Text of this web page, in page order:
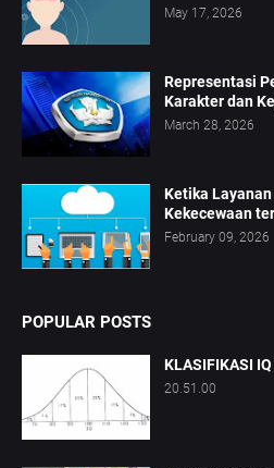
May 17, 2026
Representasi
Karakter dan
March 28, 2026
Ketika
Kekecewaan
February 09, 2026
POPULAR POSTS
KLASIFIKASI
20.51.00